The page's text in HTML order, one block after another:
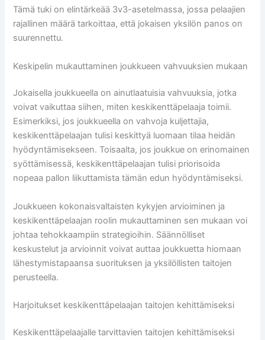
Tämä tuki on elintärkeää 3v3-asetelmassa, jossa pelaajien
rajallinen määrä tarkoittaa, että jokaisen yksilön panos on
suurennettu.
Keskipelin mukauttaminen joukkueen vahvuuksien mukaan
Jokaisella joukkueella on ainutlaatuisia vahvuuksia, jotka
voivat vaikuttaa siihen, miten keskikenttäpelaaja toimii.
Esimerkiksi, jos joukkueella on vahvoja kuljettajia,
keskikenttäpelaajan tulisi keskittyä luomaan tilaa heidän
hyödyntämisekseen. Toisaalta, jos joukkue on erinomainen
syöttämisessä, keskikenttäpelaajan tulisi priorisoida
nopeaa pallon liikuttamista tämän edun hyödyntämiseksi.
Joukkueen kokonaisvaltaisten kykyjen arvioiminen ja
keskikenttäpelaajan roolin mukauttaminen sen mukaan voi
johtaa tehokkaampiin strategioihin. Säännölliset
keskustelut ja arvioinnit voivat auttaa joukkuetta hiomaan
lähestymistapaansa suorituksen ja yksilöllisten taitojen
perusteella.
Harjoitukset keskikenttäpelaajan taitojen kehittämiseksi
Keskikenttäpelaajalle tarvittavien taitojen kehittämiseksi